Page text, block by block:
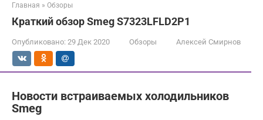
Главная » Обзоры
Краткий обзор Smeg S7323LFLD2P1
Опубликовано: 29 Дек 2020 Обзоры Алексей Смирнов
Новости встраиваемых холодильников
Smeg